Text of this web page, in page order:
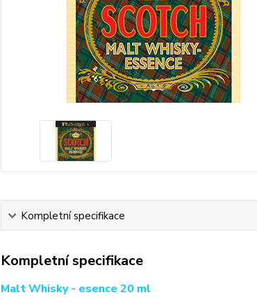
Kompletní specifikace
Kompletní specifikace
Malt Whisky - esence 20 ml